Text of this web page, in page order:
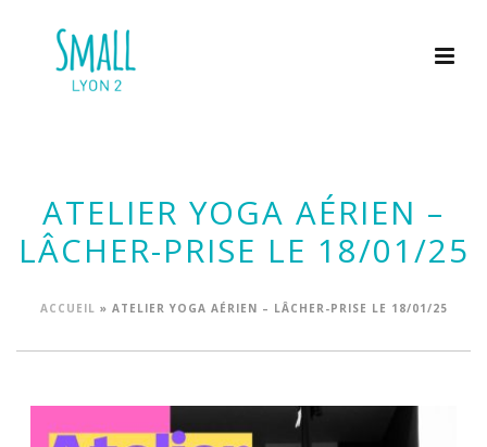
ATELIER YOGA AÉRIEN –
LÂCHER-PRISE LE 18/01/25
ACCUEIL » ATELIER YOGA AÉRIEN – LÂCHER-PRISE LE 18/01/25